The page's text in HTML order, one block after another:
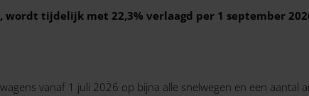
tijdelijk met 22,3% verlaagd per 1 september
vanaf 1 juli 2026 op bijna alle snelwegen en een aantal